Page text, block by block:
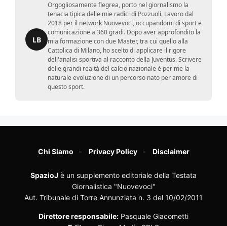
LB
Orgogliosamente flegrea, porto nel giornalismo la
tenacia tipica delle mie radici di Pozzuoli. Lavoro dal
2018 per il network Nuovevoci, occupandomi di sport e
comunicazione a 360 gradi. Dopo aver approfondito la
mia formazione con due Master, tra cui quello alla
Cattolica di Milano, ho scelto di applicare il rigore
dell'analisi sportiva al racconto della Juventus. Scrivere
delle grandi realtà del calcio nazionale è per me la
naturale evoluzione di un percorso nato per amore di
questo sport.
Chi Siamo Privacy Policy Disclaimer
SpazioJ è un supplemento editoriale della Testata
Giornalistica "Nuovevoci"
Aut. Tribunale di Torre Annunziata n. 3 del 10/02/2011
Direttore responsabile: Pasquale Giacometti